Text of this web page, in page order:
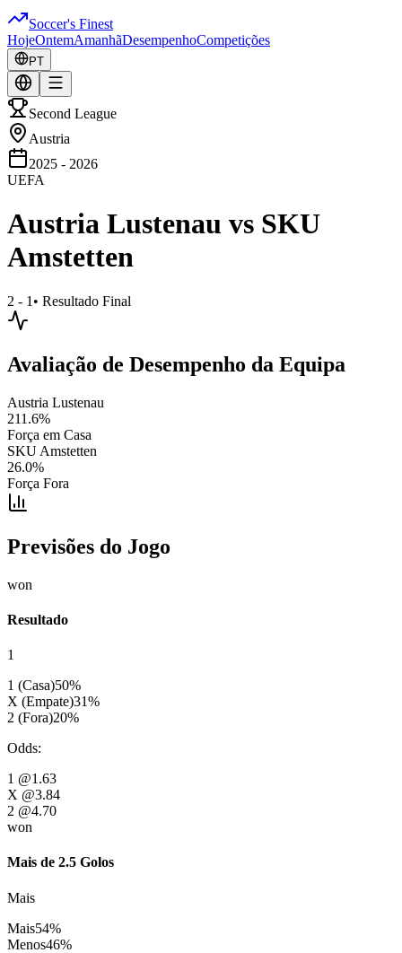
Soccer's Finest
HojeOntemAmanhãDesempenhoCompetições
PT
Second League
Austria
2025 - 2026
UEFA
Austria Lustenau vs SKU
Amstetten
2 - 1 • Resultado Final
Avaliação de Desempenho da Equipa
Austria Lustenau
211.6%
Força em Casa
SKU Amstetten
26.0%
Força Fora
Previsões do Jogo
won
Resultado
1
1 (Casa)50%
X (Empate)31%
2 (Fora)20%
Odds:
1 @1.63
X @3.84
2 @4.70
won
Mais de 2.5 Golos
Mais
Mais54%
Menos46%